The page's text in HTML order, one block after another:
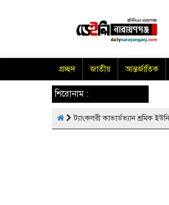
প্রচ্ছদ জাতীয় আন্তর্জাতিক
শিরোনাম :
ট্যাংকলরী কাভার্ডভ্যান শ্রমিক